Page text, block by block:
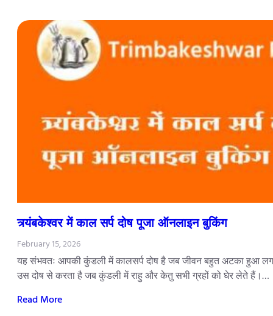
त्र्यंबकेश्वर में काल सर्प दोष पूजा ऑनलाइन बुकिंग
February 15, 2026
यह संभवतः आपकी कुंडली में कालसर्प दोष है जब जीवन बहुत अटका हुआ
उस दोष से करता है जब कुंडली में राहु और केतु सभी ग्रहों को घेर लेते हैं।…
Read More